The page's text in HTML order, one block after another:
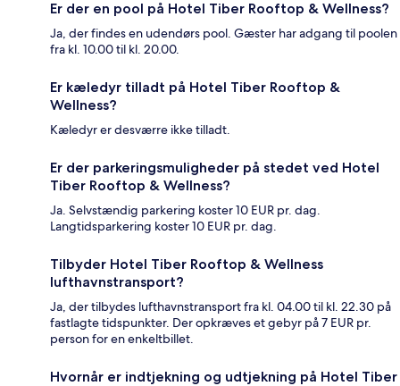
Er der en pool på Hotel Tiber Rooftop & Wellness?
Ja, der findes en udendørs pool. Gæster har adgang til poolen
fra kl. 10.00 til kl. 20.00.
Er kæledyr tilladt på Hotel Tiber Rooftop &
Wellness?
Kæledyr er desværre ikke tilladt.
Er der parkeringsmuligheder på stedet ved Hotel
Tiber Rooftop & Wellness?
Ja. Selvstændig parkering koster 10 EUR pr. dag.
Langtidsparkering koster 10 EUR pr. dag.
Tilbyder Hotel Tiber Rooftop & Wellness
lufthavnstransport?
Ja, der tilbydes lufthavnstransport fra kl. 04.00 til kl. 22.30 på
fastlagte tidspunkter. Der opkræves et gebyr på 7 EUR pr.
person for en enkeltbillet.
Hvornår er indtjekning og udtjekning på Hotel Tiber